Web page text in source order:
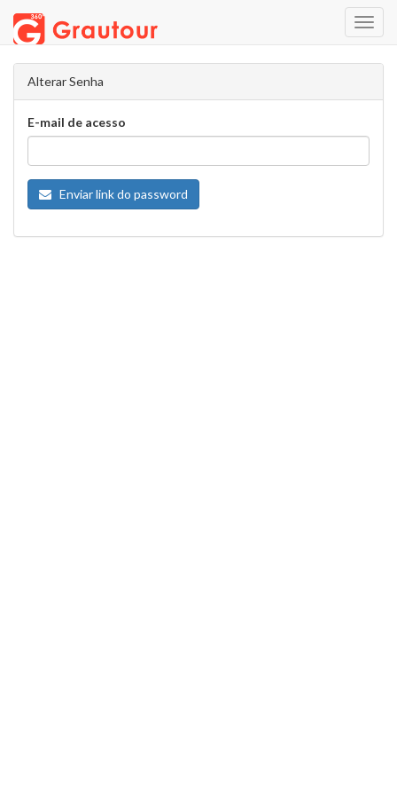
Alterar Senha
E-mail de acesso
Enviar link do password